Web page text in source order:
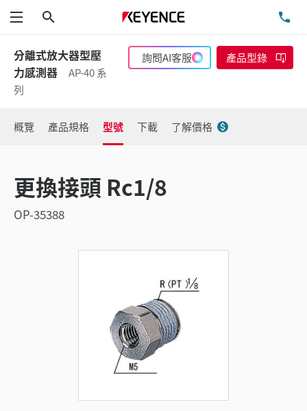
功能表
分離式放大器型壓
力感測器
AP-40 系
列
詢問AI客服 產品型錄
概覽 產品規格 型號 下載 了解價格
更換接頭 Rc1/8
OP-35388